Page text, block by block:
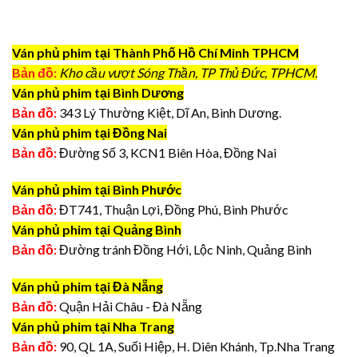
Ván phủ phim tại Thành Phố Hồ Chí Minh TPHCM
Bản đồ: Kho cầu vượt Sóng Thần, TP Thủ Đức, TPHCM.
Ván phủ phim tại Bình Dương
Bản đồ: 343 Lý Thường Kiệt, Dĩ An, Bình Dương.
Ván phủ phim tại Đồng Nai
Bản đồ:Đường Số 3, KCN1 Biên Hòa, Đồng Nai
Ván phủ phim tại Bình Phước
Bản đồ:ĐT741, Thuận Lợi, Đồng Phú, Bình Phước
Ván phủ phim tại Quảng Bình
Bản đồ:Đường tránh Đồng Hới, Lộc Ninh, Quảng Bình
Ván phủ phim tại Đà Nẵng
Bản đồ:Quận Hải Châu - Đà Nẵng
Ván phủ phim tại Nha Trang
Bản đồ: 90, QL 1A, Suối Hiệp, H. Diên Khánh, Tp.Nha Trang